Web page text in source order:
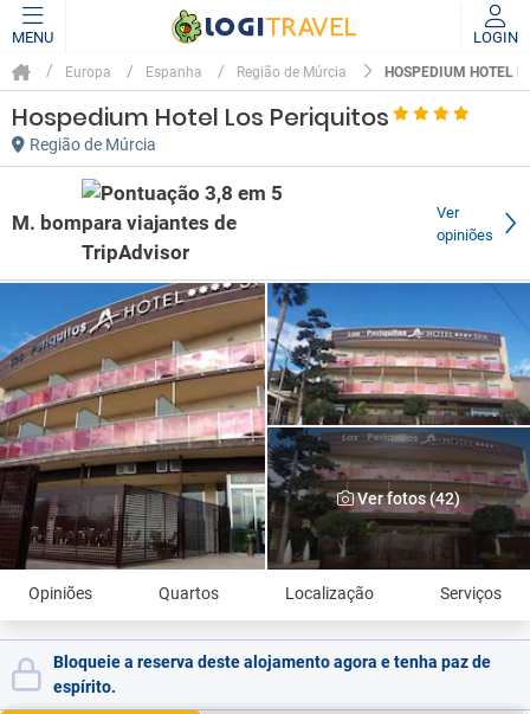
MENU LOGIN
Europa Espanha Região de Múrcia HOSPEDIUM HOTEL
Hospedium Hotel Los Periquitos
Região de Múrcia
M. bom
Ver
opiniões
Ver fotos (42)
Opiniões Quartos Localização Serviços
Bloqueie a reserva deste alojamento agora e tenha paz de
espírito.